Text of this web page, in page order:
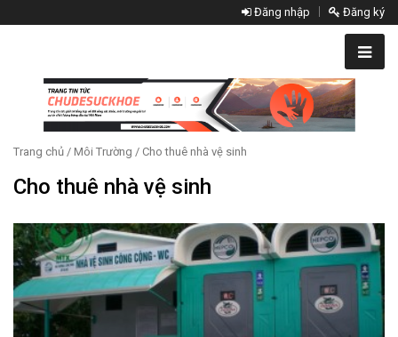
Đăng nhập Đăng ký
Trang chủ / Môi Trường / Cho thuê nhà vệ sinh
Cho thuê nhà vệ sinh